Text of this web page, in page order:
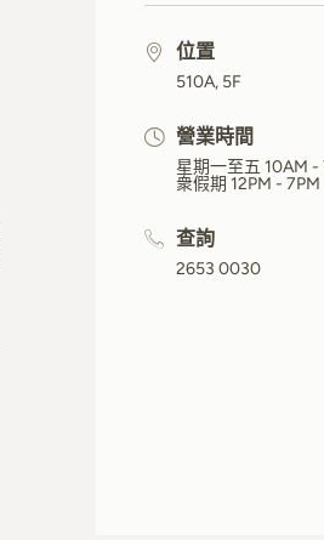
位置
510A, 5F
營業時間
星期一至五 10AM
衆假期 12PM - 7PM
查詢
2653 0030